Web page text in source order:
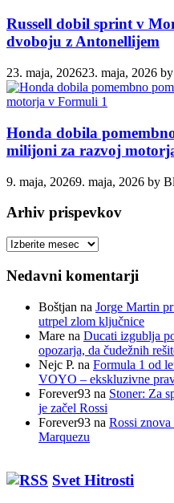
Russell dobil sprint v
dvoboju z Antonellijem
23. maja, 202623. maja, 2026 by
Honda dobila
milijoni za razvoj
9. maja, 20269. maja, 2026 by
Arhiv prispevkov
Arhiv
Nedavni komentarji
Boštjan na Jorge Martin
utrpel zlom ključnice
Mare na Ducati izgublja
opozarja, da čudežnih
Nejc P. na Formula 1 od
VOYO – ekskluzivne
Forever93 na Stoner: Za
je začel Rossi
Forever93 na Rossi
Marquezu
Svet Hitrosti